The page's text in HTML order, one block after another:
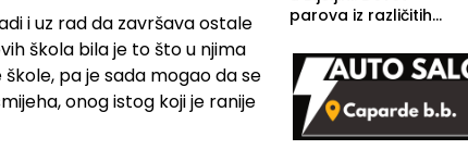
i uz rad da završava ostale
škola bila je to što u njima
pa je sada mogao da se
onog istog koji je ranije
parova iz različitih
izgovorilo
sudbonosno da